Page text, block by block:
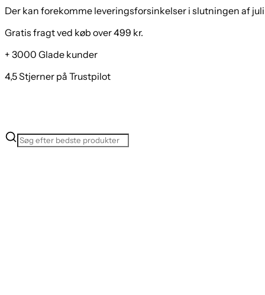
Der kan forekomme leveringsforsinkelser i slutningen af juli
Gratis fragt ved køb over 499 kr.
+ 3000 Glade kunder
4,5 Stjerner på Trustpilot